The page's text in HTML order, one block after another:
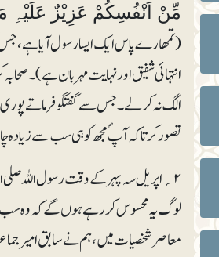
مِّنْ اَنْفُسِكُمْ عَزِيْزٌ عَلَيْہِ
(تمھارے پاس ایک ایسا رسول آیا ہے، جس
انتہائی شفیق اور نہایت مہربان ہے)۔
الگ نہ کرلے۔ جس سے گفتگو فرماتے
تصور کرتا کہ آپؐ مجھ کو ہی سب سے زیادہ
۲؍اپریل سہ پہر کے وقت رسول اللہ
لوگ یہ محسوس کر رہے ہوں گے کہ وہ سب سے
معاصر شخصیات میں، ہم نے سابق امیرجماعت